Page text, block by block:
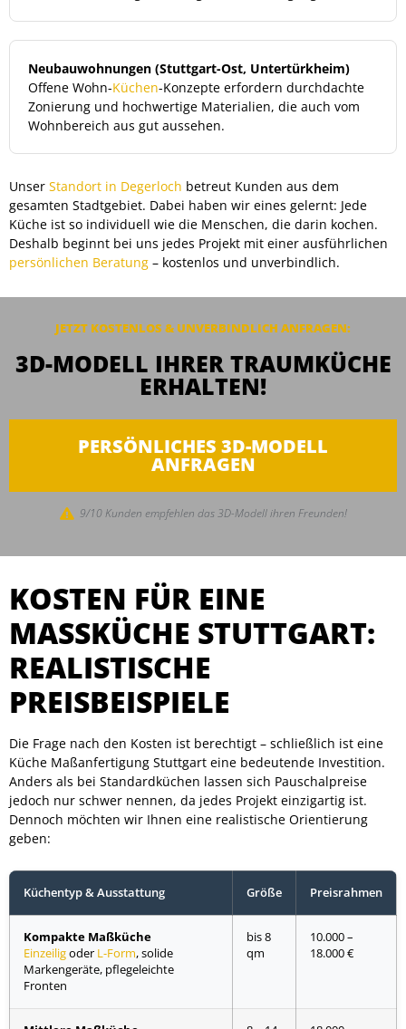
Neubauwohnungen (Stuttgart-Ost, Untertürkheim)
Offene Wohn-Küchen-Konzepte erfordern durchdachte
Zonierung und hochwertige Materialien, die auch vom
Wohnbereich aus gut aussehen.
Unser Standort in Degerloch betreut Kunden aus dem
gesamten Stadtgebiet. Dabei haben wir eines gelernt: Jede
Küche ist so individuell wie die Menschen, die darin kochen.
Deshalb beginnt bei uns jedes Projekt mit einer ausführlichen
persönlichen Beratung – kostenlos und unverbindlich.
JETZT KOSTENLOS & UNVERBINDLICH ANFRAGEN:
3D-MODELL IHRER TRAUMKÜCHE
ERHALTEN!
PERSÖNLICHES 3D-MODELL
ANFRAGEN
9/10 Kunden empfehlen das 3D-Modell ihren Freunden!
KOSTEN FÜR EINE
MASSKÜCHE STUTTGART: R
EALISTISCHE P
REISBEISPIELE
Die Frage nach den Kosten ist berechtigt – schließlich ist eine
Küche Maßanfertigung Stuttgart eine bedeutende Investition.
Anders als bei Standardküchen lassen sich Pauschalpreise
jedoch nur schwer nennen, da jedes Projekt einzigartig ist.
Dennoch möchten wir Ihnen eine realistische Orientierung
geben:
Küchentyp & Ausstattung Größe Preisrahmen
Kompakte Maßküche
Einzeiligoder L-Form, solide
Markengeräte, pflegeleichte
Fronten
bis 8
qm
10.000 –
18.000 €